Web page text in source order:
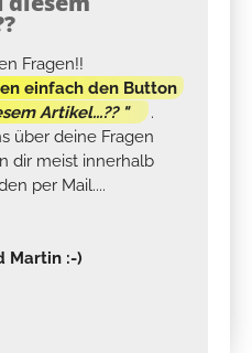
Fragen!!
einfach den Button
Artikel...?? "
.
über deine Fragen
dir meist innerhalb
per Mail....
Martin :-)